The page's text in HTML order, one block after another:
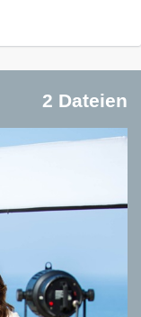
2 Dateien